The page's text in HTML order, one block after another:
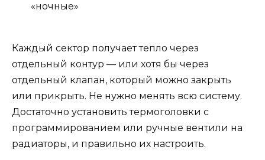
«ночные»
Каждый сектор получает тепло через
отдельный контур — или хотя бы через
отдельный клапан, который можно закрыть
или прикрыть. Не нужно менять всю систему.
Достаточно установить термоголовки с
программированием или ручные вентили на
радиаторы, и правильно их настроить.